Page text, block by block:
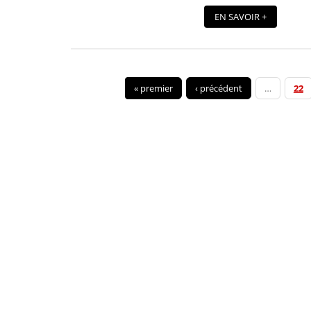
EN SAVOIR +
« premier ‹ précédent … 22